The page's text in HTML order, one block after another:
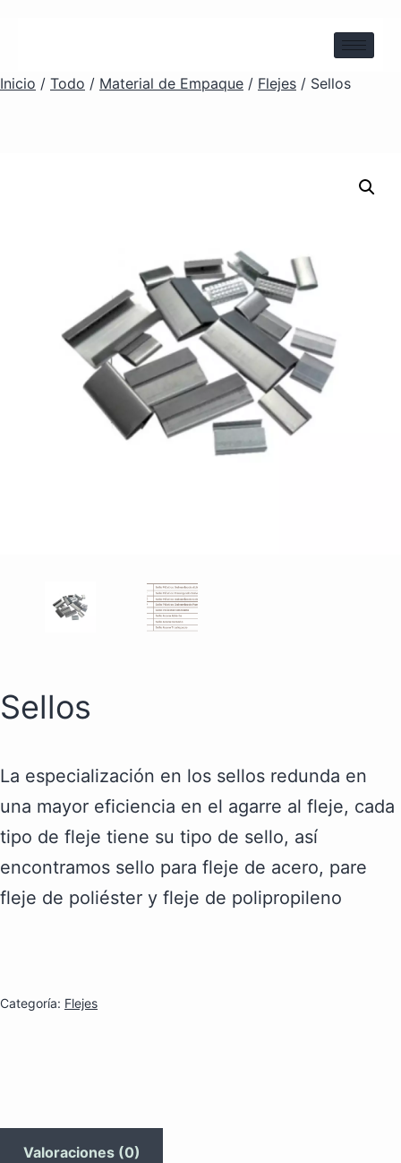
Inicio / Todo / Material de Empaque / Flejes / Sellos
Sellos
La especialización en los sellos redunda en
una mayor eficiencia en el agarre al fleje, cada
tipo de fleje tiene su tipo de sello, así
encontramos sello para fleje de acero, pare
fleje de poliéster y fleje de polipropileno
Categoría: Flejes
Valoraciones (0)